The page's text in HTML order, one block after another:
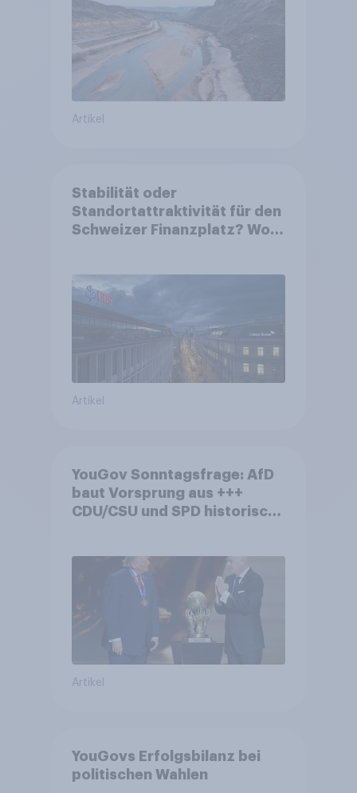
Artikel
Stabilität oder
Standortattraktivität für den
Schweizer Finanzplatz? Wo
von Grossbanken steht
Artikel
YouGov Sonntagsfrage: AfD
baut Vorsprung aus +++
CDU/CSU und SPD historisch
Fußball-WM ohne Politik
Artikel
YouGovs Erfolgsbilanz bei
politischen Wahlen